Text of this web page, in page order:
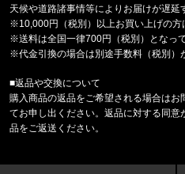
福岡県のお客様ご注文あ
reversal/リバーサル
rvddw DRY MESH TEE
東京都のお客様ご注文あ
COLUMBIA/コロンビア
キャッスルロック25Lバ
天候や道路諸事情等によりお届けが遅延
※10,000円（税別）以上お買い上げの方
※送料は全国一律700円（税別）となって
※代金引換の場合は別途手数料（税別）
■返品や交換について
購入商品の返品をご希望される場合は
てお申し出ください。返品に対する同
品をご返送ください。